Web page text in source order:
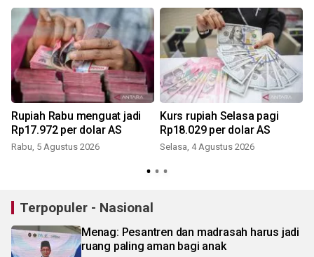
Rupiah Rabu menguat jadi
Rp17.972 per dolar AS
Rabu, 5 Agustus 2026
Kurs rupiah Selasa pagi
Rp18.029 per dolar AS
Selasa, 4 Agustus 2026
Terpopuler - Nasional
Menag: Pesantren dan madrasah harus jadi
ruang paling aman bagi anak